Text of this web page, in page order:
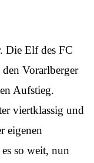
Die Elf des FC
Vorarlberger
Aufstieg.
viertklassig und
eigenen
so weit, nun